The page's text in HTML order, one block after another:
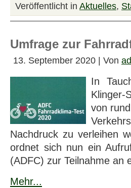
Veröffentlicht in Aktuelles,
Umfrage zur
13. September 2020 | Von
In
von
Nachdruck zu verleihen
ordnet sich nun ein
(ADFC) zur Teilnahme an
Mehr...